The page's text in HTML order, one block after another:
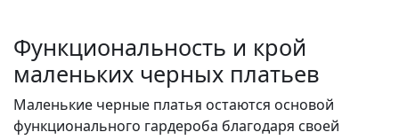
Функциональность и крой
маленьких черных платьев
Маленькие черные платья остаются основой
функционального гардероба благодаря своей